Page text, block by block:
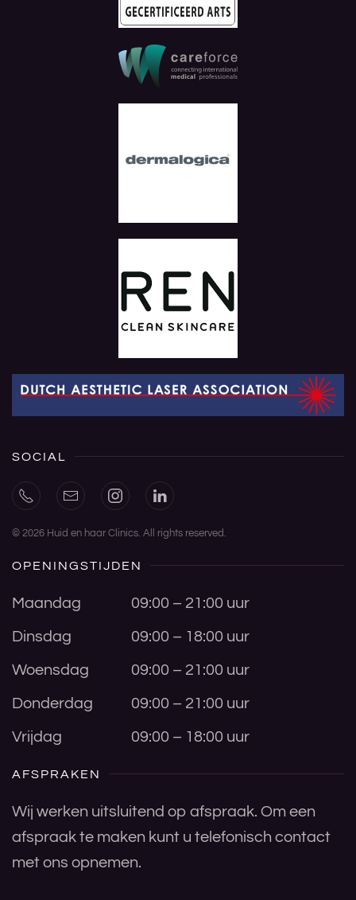
SOCIAL
© 2026 Huid en haar Clinics. All rights reserved.
OPENINGSTIJDEN
Maandag 09:00 – 21:00 uur
Dinsdag 09:00 – 18:00 uur
Woensdag 09:00 – 21:00 uur
Donderdag 09:00 – 21:00 uur
Vrijdag 09:00 – 18:00 uur
AFSPRAKEN
Wij werken uitsluitend op afspraak. Om een
afspraak te maken kunt u telefonisch contact
met ons opnemen.